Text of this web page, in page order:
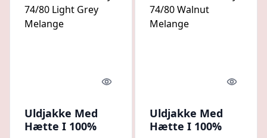
Quick look
Uldjakke Med
Hætte I 100%
Quick
Uldjakke Med
Hætte I 100%